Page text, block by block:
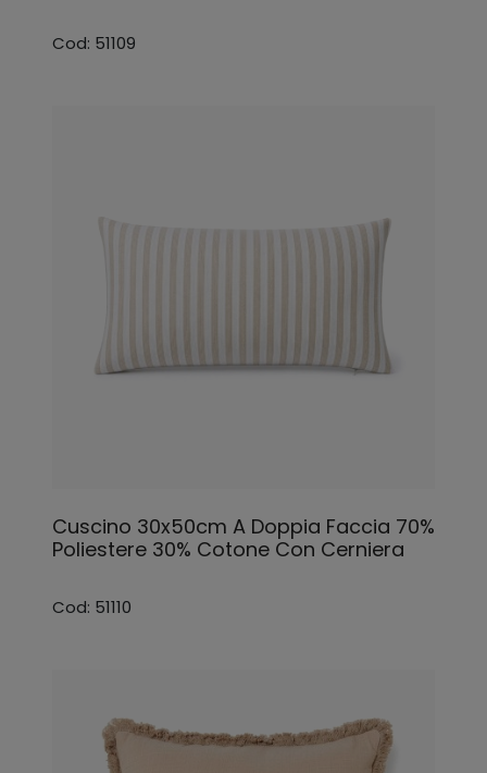
Cod: 51109
Cuscino 30x50cm A Doppia Faccia 70%
Poliestere 30% Cotone Con Cerniera
Cod: 51110